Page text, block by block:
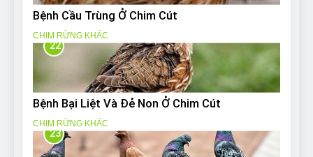
Bệnh Cầu Trùng Ở Chim Cút
CHIM RỪNG KHÁC
22
Bệnh Bại Liệt Và Đẻ Non Ở Chim Cút
CHIM RỪNG KHÁC
23